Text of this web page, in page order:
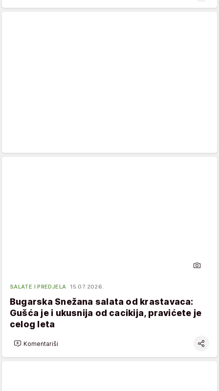
SALATE I PREDJELA 15.07.2026.
Bugarska Snežana salata od krastavaca:
Gušća je i ukusnija od cacikija, pravićete je
celog leta
Komentariši